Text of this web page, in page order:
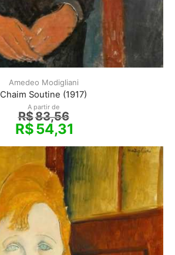
Amedeo Modigliani
Chaim Soutine (1917)
A partir de
R$83,56
R$54,31